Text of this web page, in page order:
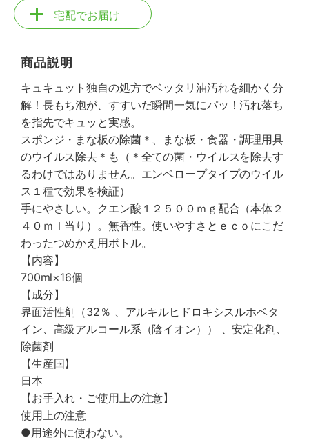
宅配でお届け
商品説明
キュキュット独自の処方でベッタリ油汚れを細かく分
解！長もち泡が、すすいだ瞬間一気にパッ！汚れ落ち
を指先でキュッと実感。
スポンジ・まな板の除菌＊、まな板・食器・調理用具
のウイルス除去＊も（＊全ての菌・ウイルスを除去す
るわけではありません。エンベロープタイプのウイル
ス１種で効果を検証）
手にやさしい。クエン酸１２５００ｍｇ配合（本体２
４０ｍｌ当り）。無香性。使いやすさとｅｃｏにこだ
わったつめかえ用ボトル。
【内容】
700ml×16個
【成分】
界面活性剤（32％ 、アルキルヒドロキシスルホベタ
イン、高級アルコール系（陰イオン）） 、安定化剤、
除菌剤
【生産国】
日本
【お手入れ・ご使用上の注意】
使用上の注意
●用途外に使わない。